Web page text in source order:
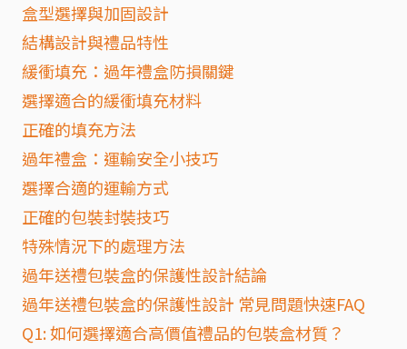
盒型選擇與加固設計
結構設計與禮品特性
緩衝填充：過年禮盒防損關鍵
選擇適合的緩衝填充材料
正確的填充方法
過年禮盒：運輸安全小技巧
選擇合適的運輸方式
正確的包裝封裝技巧
特殊情況下的處理方法
過年送禮包裝盒的保護性設計結論
過年送禮包裝盒的保護性設計 常見問題快速FAQ
Q1: 如何選擇適合高價值禮品的包裝盒材質？